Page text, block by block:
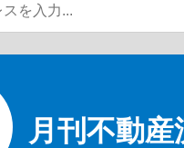
月刊不動産